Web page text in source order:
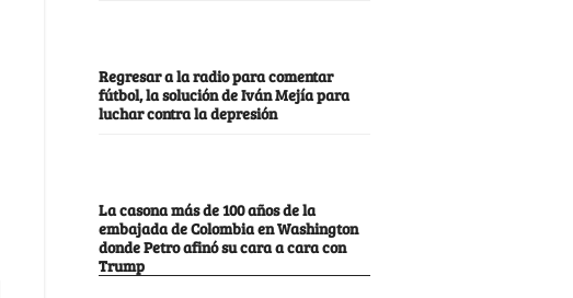
Regresar a la radio para comentar
fútbol, la solución de Iván Mejía para
luchar contra la depresión
La casona más de 100 años de la
embajada de Colombia en Washington
donde Petro afinó su cara a cara con
Trump